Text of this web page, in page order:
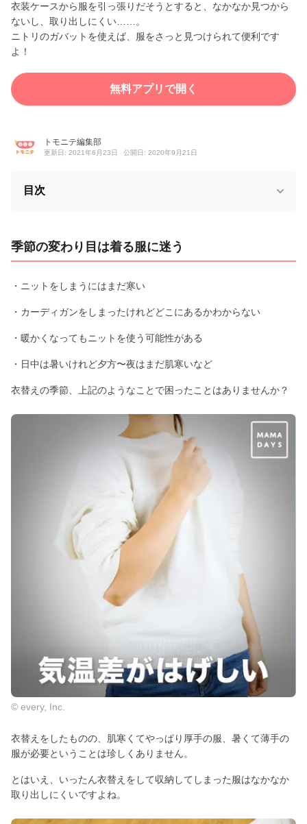
o
衣装ケースから服を引っ張りだそうとすると、なかなか見つから
ないし、取り出しにくい……。
ニトリのガバットを使えば、服をさっと見つけられて便利です
よ！
無料アプリで開く
トモニテ編集部
更新日: 2021年6月23日 公開日: 2020年9月21日
目次
季節の変わり目は着る服に迷う
・ニットをしまうにはまだ寒い
・カーディガンをしまったけれどどこにあるかわからない
・暖かくなってもニットを使う可能性がある
・日中は暑いけれど夕方〜夜はまだ肌寒いなど
衣替えの季節、上記のようなことで困ったことはありませんか？
© every, Inc.
衣替えをしたものの、肌寒くてやっぱり厚手の服、暑くて薄手の
服が必要ということは珍しくありません。
とはいえ、いったん衣替えをして収納してしまった服はなかなか
取り出しにくいですよね。